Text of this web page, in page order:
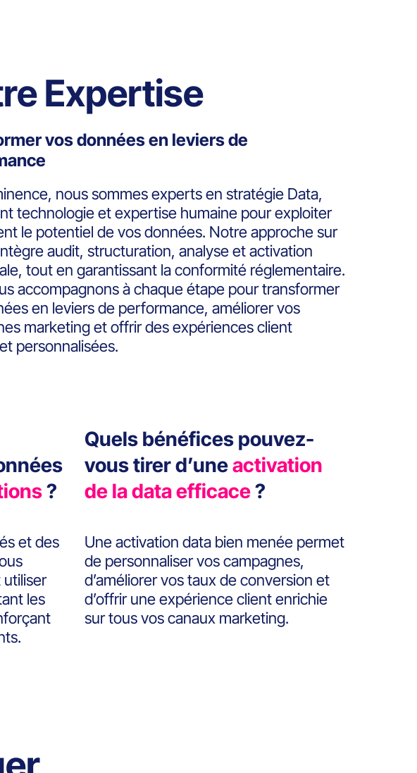
Expertise
vos données en leviers de
nous sommes experts en stratégie Data,
technologie et expertise humaine pour exploiter
le potentiel de vos données. Notre approche sur
audit, structuration, analyse et activation
tout en garantissant la conformité réglementaire.
accompagnons à chaque étape pour transformer
en leviers de performance, améliorer vos
marketing et offrir des expériences client
personnalisées.
?
et des
les
Quels bénéfices pouvez-
vous tirer d’uneactivation
de la data efficace?
Une activation data bien menée permet
de personnaliser vos campagnes,
d’améliorer vos taux de conversion et
d’offrir une expérience client enrichie
sur tous vos canaux marketing.